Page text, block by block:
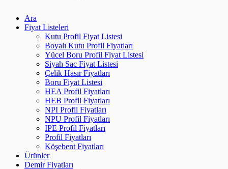
Ara
Fiyat Listeleri
Kutu Profil Fiyat Listesi
Boyalı Kutu Profil Fiyatları
Yücel Boru Profil Fiyat Listesi
Siyah Sac Fiyat Listesi
Çelik Hasır Fiyatları
Boru Fiyat Listesi
HEA Profil Fiyatları
HEB Profil Fiyatları
NPI Profil Fiyatları
NPU Profil Fiyatları
IPE Profil Fiyatları
Profil Fiyatları
Köşebent Fiyatları
Ürünler
Demir Fiyatları